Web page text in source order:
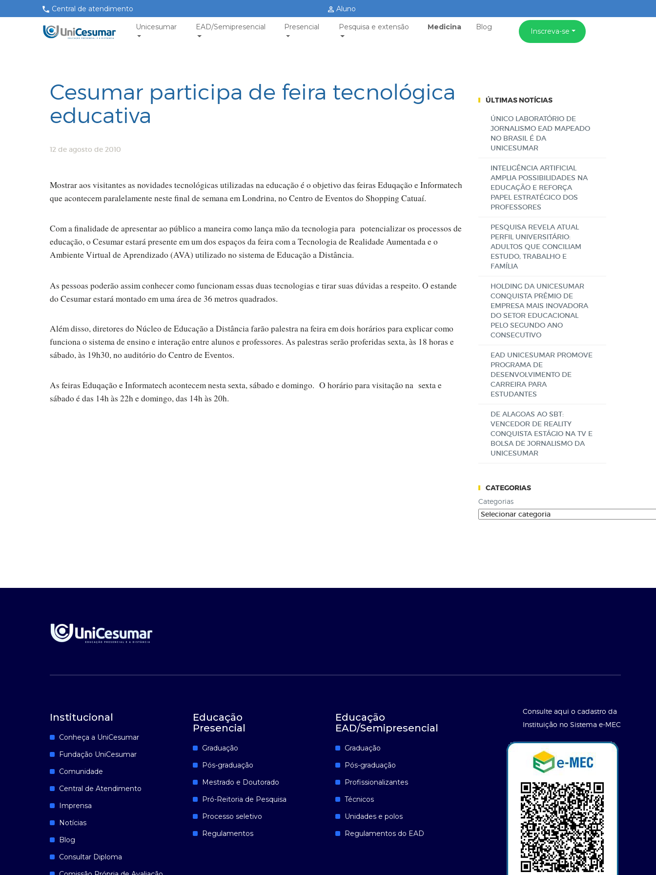
Central de atendimento Aluno
Unicesumar EAD/Semipresencial Presencial Pesquisa e extensão Medicina Blog Inscreva-se
Cesumar participa de feira tecnológica
educativa
12 de agosto de 2010
Mostrar aos visitantes as novidades tecnológicas utilizadas na educação é o objetivo das feiras Eduqação e Informatech
que acontecem paralelamente neste final de semana em Londrina, no Centro de Eventos do Shopping Catuaí.
Com a finalidade de apresentar ao público a maneira como lança mão da tecnologia para potencializar os processos de
educação, o Cesumar estará presente em um dos espaços da feira com a Tecnologia de Realidade Aumentada e o
Ambiente Virtual de Aprendizado (AVA) utilizado no sistema de Educação a Distância.
As pessoas poderão assim conhecer como funcionam essas duas tecnologias e tirar suas dúvidas a respeito. O estande
do Cesumar estará montado em uma área de 36 metros quadrados.
Além disso, diretores do Núcleo de Educação a Distância farão palestra na feira em dois horários para explicar como
funciona o sistema de ensino e interação entre alunos e professores. As palestras serão proferidas sexta, às 18 horas e
sábado, às 19h30, no auditório do Centro de Eventos.
As feiras Eduqação e Informatech acontecem nesta sexta, sábado e domingo. O horário para visitação na sexta e
sábado é das 14h às 22h e domingo, das 14h às 20h.
ÚLTIMAS NOTÍCIAS
ÚNICO LABORATÓRIO DE
JORNALISMO EAD MAPEADO
NO BRASIL É DA
UNICESUMAR
INTELIGÊNCIA ARTIFICIAL
AMPLIA POSSIBILIDADES NA
EDUCAÇÃO E REFORÇA
PAPEL ESTRATÉGICO DOS
PROFESSORES
PESQUISA REVELA ATUAL
PERFIL UNIVERSITÁRIO:
ADULTOS QUE CONCILIAM
ESTUDO, TRABALHO E
FAMÍLIA
HOLDING DA UNICESUMAR
CONQUISTA PRÊMIO DE
EMPRESA MAIS INOVADORA
DO SETOR EDUCACIONAL
PELO SEGUNDO ANO
CONSECUTIVO
EAD UNICESUMAR PROMOVE
PROGRAMA DE
DESENVOLVIMENTO DE
CARREIRA PARA
ESTUDANTES
DE ALAGOAS AO SBT:
VENCEDOR DE REALITY
CONQUISTA ESTÁGIO NA TV E
BOLSA DE JORNALISMO DA
UNICESUMAR
CATEGORIAS
Categorias
Institucional
Conheça a UniCesumar
Fundação UniCesumar
Comunidade
Central de Atendimento
Imprensa
Notícias
Blog
Consultar Diploma
Educação
Presencial
Graduação
Pós-graduação
Mestrado e Doutorado
Pró-Reitoria de Pesquisa
Processo seletivo
Regulamentos
Educação
EAD/Semipresencial
Graduação
Pós-graduação
Profissionalizantes
Técnicos
Unidades e polos
Regulamentos do EAD
Consulte aqui o cadastro da
Instituição no Sistema e-MEC